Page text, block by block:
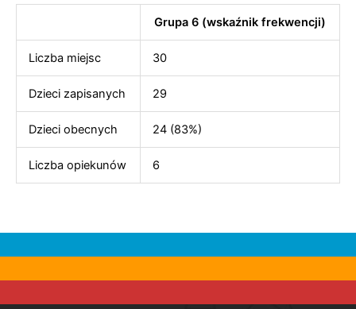
Grupa 6 (wskaźnik frekwencji)
Liczba miejsc 30
Dzieci zapisanych 29
Dzieci obecnych 24 (83%)
Liczba opiekunów 6